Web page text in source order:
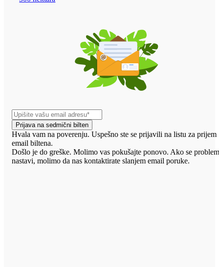
Prijava na sedmični bilten
Hvala vam na poverenju. Uspešno ste se prijavili na listu za prijem
email biltena.
Došlo je do greške. Molimo vas pokušajte ponovo. Ako se
nastavi, molimo da nas kontaktirate slanjem email poruke.